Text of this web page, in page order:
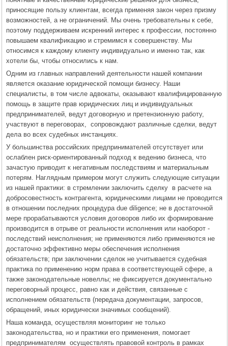
приносящие пользу клиентам, всегда применяя закон через призму
возможностей, а не ограничений. Мы очень требовательны к себе,
поэтому поддерживаем искренний интерес к профессии, постоянно
повышаем квалификацию и стремимся к совершенству. Мы
относимся к каждому клиенту индивидуально и именно так, как
хотели бы, чтобы относились к нам.
Одним из главных направлений деятельности нашей компании
является оказание юридической помощи бизнесу. Наши
специалисты, в том числе адвокаты, оказывают квалифицированную
помощь в защите прав юридических лиц и индивидуальных
предпринимателей, ведут договорную и претензионную работу,
участвуют в переговорах, сопровождают различные сделки, ведут
дела во всех судебных инстанциях.
У большинства российских предпринимателей отсутствует или
ослаблен риск-ориентированный подход к ведению бизнеса, что
зачастую приводит к негативным последствиям и материальным
потерям. Наглядным примером могут служить следующие ситуации
из нашей практики: в стремлении заключить сделку в расчете на
добросовестность контрагента, юридическими лицами не проводится
в отношении последних процедура due diligence; не в достаточной
мере прорабатываются условия договоров либо их формирование
производится в отрыве от реальности исполнения или наоборот -
последствий неисполнения; не применяются либо применяются не
достаточно эффективно меры обеспечения исполнения
обязательств; при заключении сделок не учитывается судебная
практика по применению норм права в соответствующей сфере, а
также законодательные новеллы; не фиксируется документально
переговорный процесс, равно как и действия, связанные с
исполнением обязательств (передача документации, запросов,
обращений, иных юридически значимых сообщений).
Наша команда, осуществляя мониторинг не только
законодательства, но и практики его применения, помогает
предпринимателям осуществлять правовой контроль в рамках